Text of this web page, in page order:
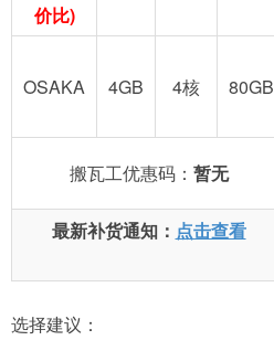
价比)
OSAKA
4GB 4核 80GB
搬瓦工优惠码： 暂无
最新补货通知： 点击查看
选择建议：